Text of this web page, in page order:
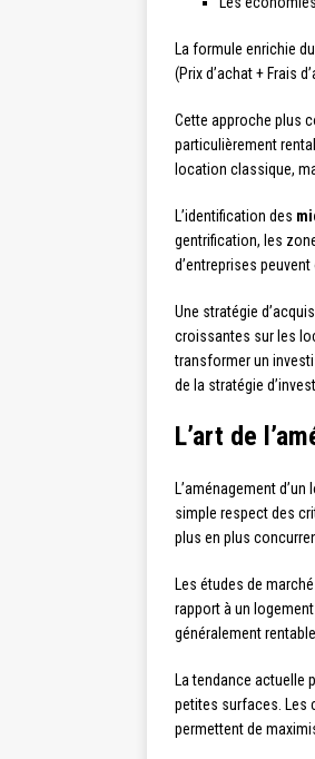
La formule enrichie
(Prix d’achat + Frais
Cette approche plus
particulièrement
location classique,
L’identification des
gentrification, les
d’entreprises
Une stratégie
croissantes sur les
transformer un
de la stratégie
L’art de
L’aménagement
simple respect des
plus en plus
Les études de
rapport à un
généralement
La tendance actuelle
petites surfaces. Les
permettent de